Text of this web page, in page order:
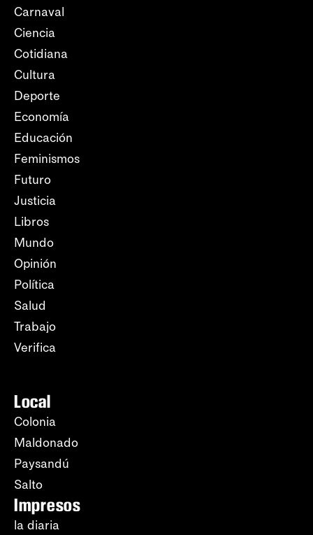
Carnaval
Ciencia
Cotidiana
Cultura
Deporte
Economía
Educación
Feminismos
Futuro
Justicia
Libros
Mundo
Opinión
Política
Salud
Trabajo
Verifica
Local
Colonia
Maldonado
Paysandú
Salto
Impresos
la diaria